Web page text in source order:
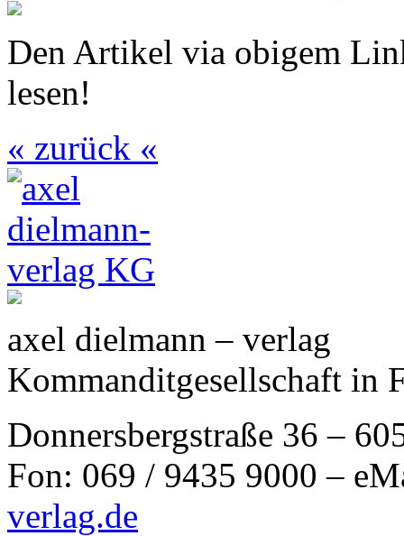
Den Artikel via obigem
lesen!
« zurück «
axel dielmann – verlag
Kommanditgesellschaft in
Donnersbergstraße 36 –
Fon: 069 / 9435 9000 –
verlag.de